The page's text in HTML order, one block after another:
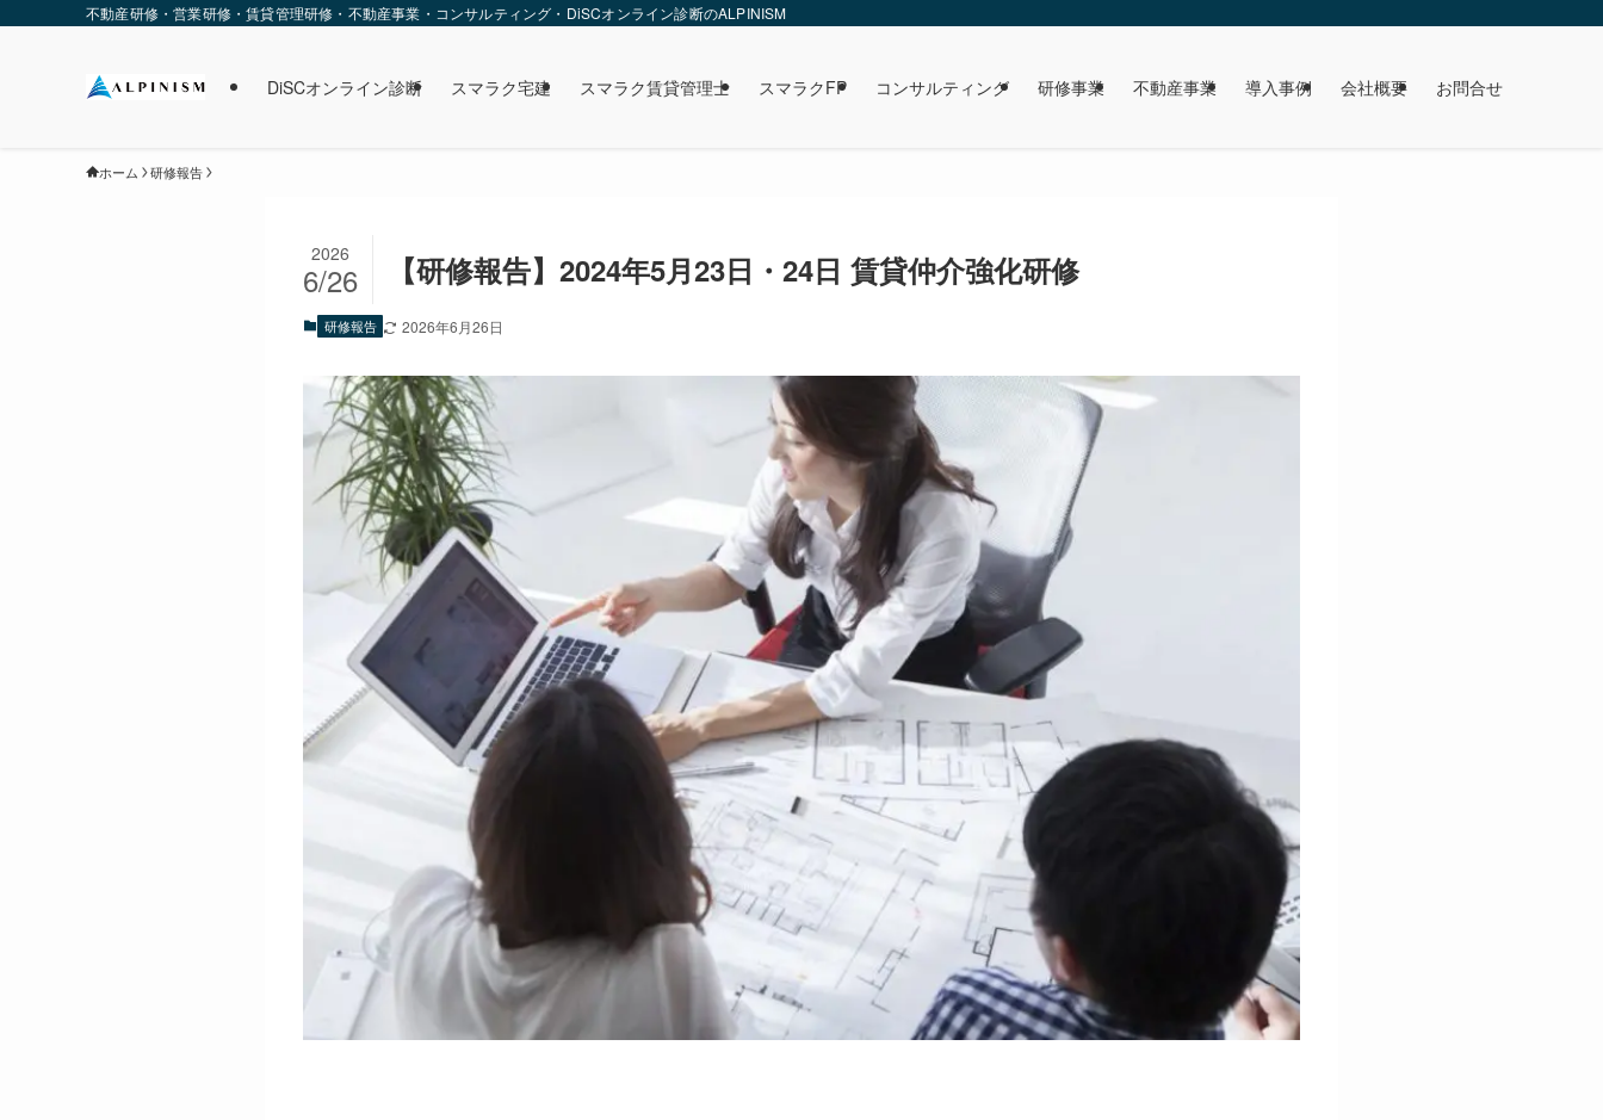
不動産研修・営業研修・賃貸管理研修・不動産事業・コンサルティング・DiSCオンライン診断のALPINISM
DiSCオンライン診断 スマラク宅建 スマラク賃貸管理士 スマラクFP コンサルティング 研修事業 不動産事業 導入事例 会社概要 お問合せ
ホーム 研修報告
【研修報告】2024年5月23日・24日 賃貸仲介強化研修
2026
6/26
研修報告 2026年6月26日